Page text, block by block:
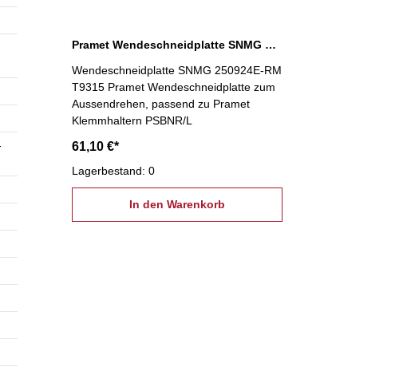
Pramet Wendeschneidplatte SNMG 250924E-RM T9315
Wendeschneidplatte SNMG 250924E-RM
T9315 Pramet Wendeschneidplatte zum
Aussendrehen, passend zu Pramet
Klemmhaltern PSBNR/L
61,10 €*
Lagerbestand: 0
In den Warenkorb